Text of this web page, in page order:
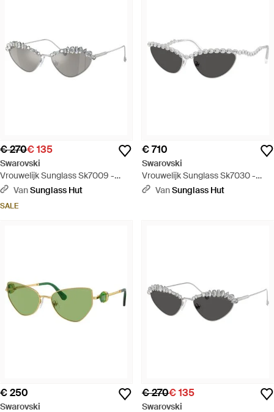
€ 270€ 135
Swarovski
Vrouwelijk Sunglass Sk7009 -
Zwart
VanSunglass Hut
SALE
€ 710
Swarovski
Vrouwelijk Sunglass Sk7030 -
Zwart
VanSunglass Hut
€ 250
Swarovski
€ 270€ 135
Swarovski